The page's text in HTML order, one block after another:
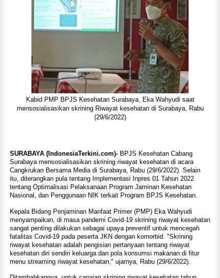
Kabid PMP BPJS Kesehatan Surabaya, Eka Wahyudi saat
mensosialisasikan skrining Riwayat kesehatan di Surabaya, Rabu
(29/6/2022)
SURABAYA (IndonesiaTerkini.com)- BPJS Kesehatan Cabang
Surabaya mensosialisasikan skrining riwayat kesehatan di acara
Cangkrukan Bersama Media di Surabaya, Rabu (29/6/2022). Selain
itu, diterangkan pula tentang Implementasi Inpres 01 Tahun 2022
tentang Optimalisasi Pelaksanaan Program Jaminan Kesehatan
Nasional, dan Penggunaan NIK terkait Program BPJS Kesehatan.
Kepala Bidang Penjaminan Manfaat Primer (PMP) Eka Wahyudi
menyampaikan, di masa pandemi Covid-19 skrining riwayat kesehatan
sangat penting dilakukan sebagai upaya preventif untuk mencegah
fatalitas Covid-19 pada peserta JKN dengan komorbid. "Skrining
riwayat kesehatan adalah pengisian pertanyaan tentang riwayat
kesehatan diri sendiri keluarga dan pola konsumsi makanan di fitur
menu streaming riwayat kesehatan," ujarnya, Rabu (29/6/2022).